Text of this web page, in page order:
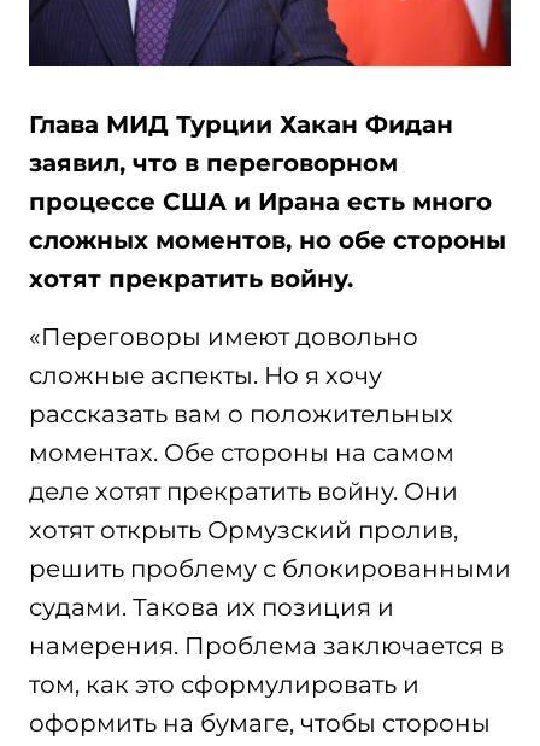
Глава МИД Турции Хакан Фидан
заявил, что в переговорном
процессе США и Ирана есть много
сложных моментов, но обе стороны
хотят прекратить войну.
«Переговоры имеют довольно
сложные аспекты. Но я хочу
рассказать вам о положительных
моментах. Обе стороны на самом
деле хотят прекратить войну. Они
хотят открыть Ормузский пролив,
решить проблему с блокированными
судами. Такова их позиция и
намерения. Проблема заключается в
том, как это сформулировать и
оформить на бумаге, чтобы стороны